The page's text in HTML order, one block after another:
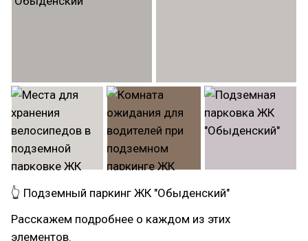
👆 Подземный паркинг ЖК "Обыденский"
Расскажем подробнее о каждом из этих
элементов.